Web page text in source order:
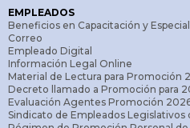
EMPLEADOS
Beneficios en Capacitación y
Correo
Empleado Digital
Información Legal Online
Material de Lectura para Promoción
Decreto llamado a Promoción para
Evaluación Agentes Promoción
Sindicato de Empleados Legislativos